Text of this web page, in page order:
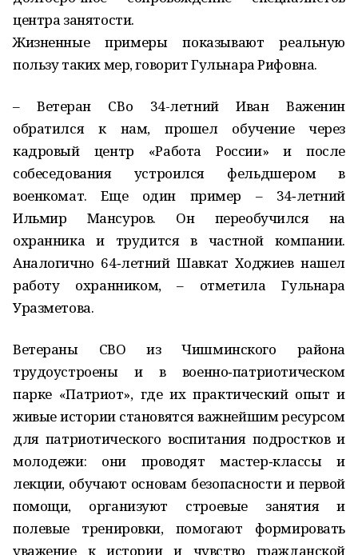
центра занятости.
Жизненные примеры показывают реальную
пользу таких мер, говорит Гульнара Рифовна.
– Ветеран СВо 34-летний Иван Важенин
обратился к нам, прошел обучение через
кадровый центр «Работа России» и после
собеседования устроился фельдшером в
военкомат. Еще один пример – 34‑летний
Ильмир Мансуров. Он переобучился на
охранника и трудится в частной компании.
Аналогично 64‑летний Шавкат Ходжиев нашел
работу охранником, – отметила Гульнара
Уразметова.
Ветераны СВО из Чишминского района
трудоустроены и в военно‑патриотическом
парке «Патриот», где их практический опыт и
живые истории становятся важнейшим ресурсом
для патриотического воспитания подростков и
молодежи: они проводят мастер‑классы и
лекции, обучают основам безопасности и первой
помощи, организуют строевые занятия и
полевые тренировки, помогают формировать
уважение к истории и чувство гражданской